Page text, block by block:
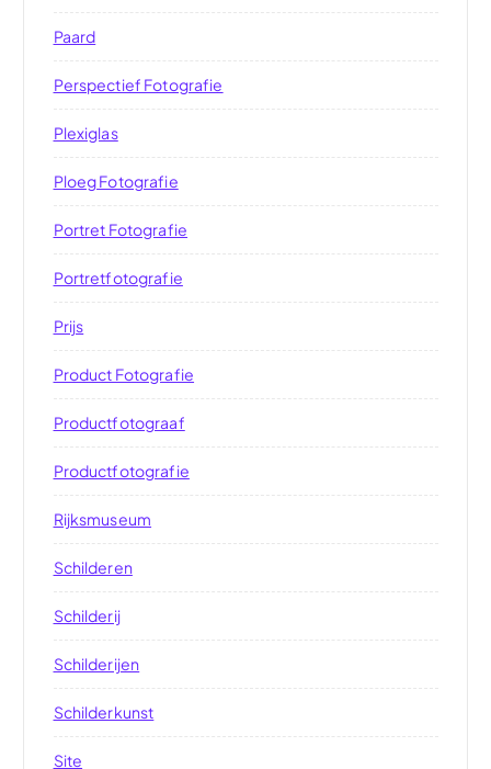
Paard
Perspectief Fotografie
Plexiglas
Ploeg Fotografie
Portret Fotografie
Portretfotografie
Prijs
Product Fotografie
Productfotograaf
Productfotografie
Rijksmuseum
Schilderen
Schilderij
Schilderijen
Schilderkunst
Site